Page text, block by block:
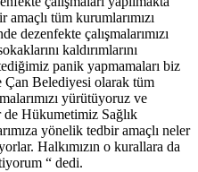
tüm kurumlarımızı
dezenfekte çalışmalarımızı
kaldırımlarını
panik yapmamaları biz
Çan Belediyesi olarak tüm
yürütüyoruz ve
Hükumetimiz Sağlık
yönelik tedbir amaçlı neler
Halkımızın o kurallara da
“ dedi.